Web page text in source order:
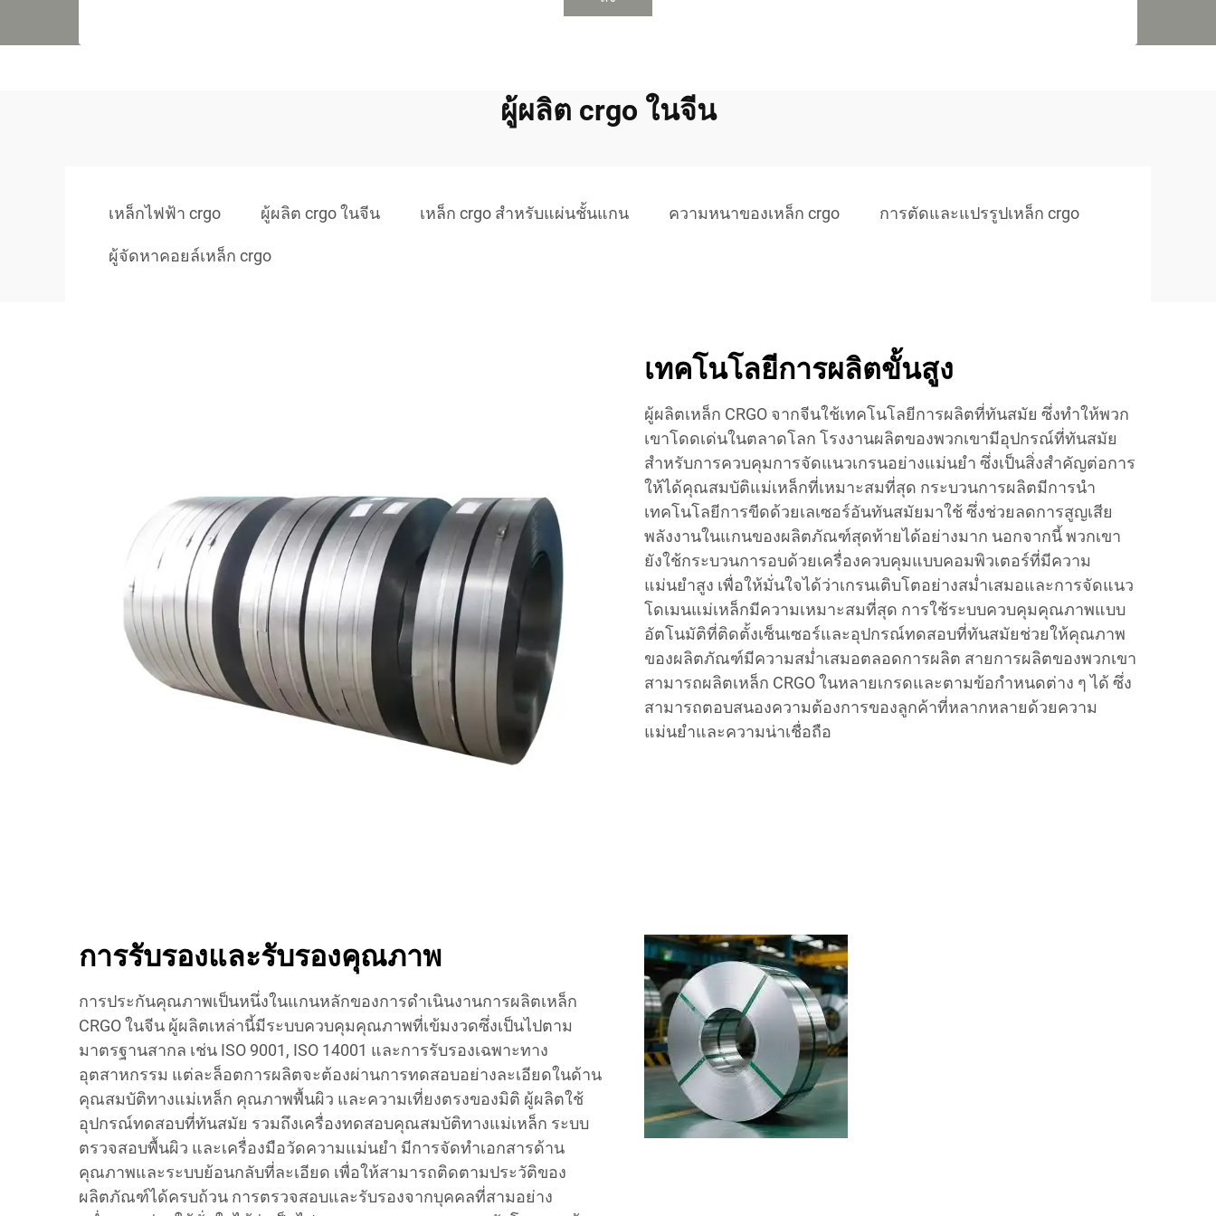
ผู้ผลิต crgo ในจีน
เหล็กไฟฟ้า crgo ผู้ผลิต crgo ในจีน เหล็ก crgo สำหรับแผ่นชั้นแกน ความหนาของเหล็ก crgo การตัดและแปรรูปเหล็ก crgo
ผู้จัดหาคอยล์เหล็ก crgo
เทคโนโลยีการผลิตขั้นสูง
ผู้ผลิตเหล็ก CRGO จากจีนใช้เทคโนโลยีการผลิตที่ทันสมัย ซึ่งทำให้พวก
เขาโดดเด่นในตลาดโลก โรงงานผลิตของพวกเขามีอุปกรณ์ที่ทันสมัย
สำหรับการควบคุมการจัดแนวเกรนอย่างแม่นยำ ซึ่งเป็นสิ่งสำคัญต่อการ
ให้ได้คุณสมบัติแม่เหล็กที่เหมาะสมที่สุด กระบวนการผลิตมีการนำ
เทคโนโลยีการขีดด้วยเลเซอร์อันทันสมัยมาใช้ ซึ่งช่วยลดการสูญเสีย
พลังงานในแกนของผลิตภัณฑ์สุดท้ายได้อย่างมาก นอกจากนี้ พวกเขา
ยังใช้กระบวนการอบด้วยเครื่องควบคุมแบบคอมพิวเตอร์ที่มีความ
แม่นยำสูง เพื่อให้มั่นใจได้ว่าเกรนเติบโตอย่างสม่ำเสมอและการจัดแนว
โดเมนแม่เหล็กมีความเหมาะสมที่สุด การใช้ระบบควบคุมคุณภาพแบบ
อัตโนมัติที่ติดตั้งเซ็นเซอร์และอุปกรณ์ทดสอบที่ทันสมัยช่วยให้คุณภาพ
ของผลิตภัณฑ์มีความสม่ำเสมอตลอดการผลิต สายการผลิตของพวกเขา
สามารถผลิตเหล็ก CRGO ในหลายเกรดและตามข้อกำหนดต่าง ๆ ได้ ซึ่ง
สามารถตอบสนองความต้องการของลูกค้าที่หลากหลายด้วยความ
แม่นยำและความน่าเชื่อถือ
การรับรองและรับรองคุณภาพ
การประกันคุณภาพเป็นหนึ่งในแกนหลักของการดำเนินงานการผลิตเหล็ก
CRGO ในจีน ผู้ผลิตเหล่านี้มีระบบควบคุมคุณภาพที่เข้มงวดซึ่งเป็นไปตาม
มาตรฐานสากล เช่น ISO 9001, ISO 14001 และการรับรองเฉพาะทาง
อุตสาหกรรม แต่ละล็อตการผลิตจะต้องผ่านการทดสอบอย่างละเอียดในด้าน
คุณสมบัติทางแม่เหล็ก คุณภาพพื้นผิว และความเที่ยงตรงของมิติ ผู้ผลิตใช้
อุปกรณ์ทดสอบที่ทันสมัย รวมถึงเครื่องทดสอบคุณสมบัติทางแม่เหล็ก ระบบ
ตรวจสอบพื้นผิว และเครื่องมือวัดความแม่นยำ มีการจัดทำเอกสารด้าน
คุณภาพและระบบย้อนกลับที่ละเอียด เพื่อให้สามารถติดตามประวัติของ
ผลิตภัณฑ์ได้ครบถ้วน การตรวจสอบและรับรองจากบุคคลที่สามอย่าง